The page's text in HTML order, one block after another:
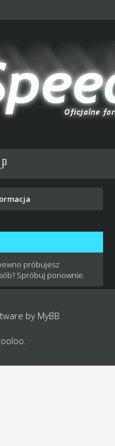
próbujesz
Spróbuj ponownie.
by MyBB
.